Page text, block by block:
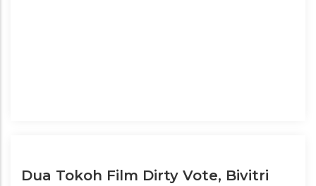
Dua Tokoh Film Dirty Vote, Bivitri